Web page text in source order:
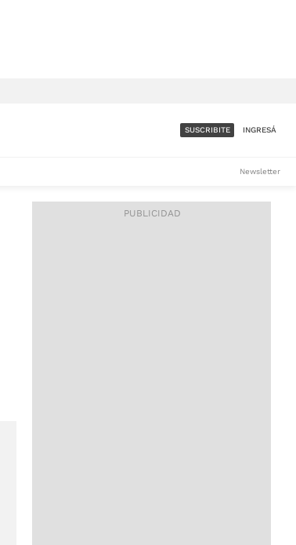
ACCESO FULL - $1.800/MES
SUSCRIBITE INGRESÁ
Newsletter